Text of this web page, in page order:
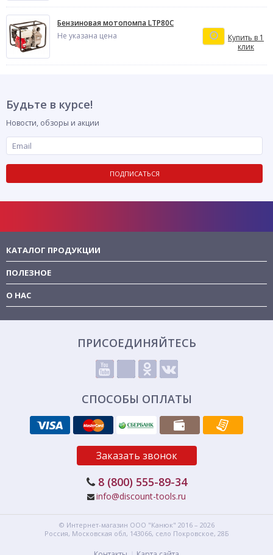
Бензиновая мотопомпа LTP80C
Не указана цена
Купить в 1
клик
Будьте в курсе!
Новости, обзоры и акции
ПОДПИСАТЬСЯ
КАТАЛОГ ПРОДУКЦИИ
ПОЛЕЗНОЕ
О НАС
ПРИСОЕДИНЯЙТЕСЬ
СПОСОБЫ ОПЛАТЫ
Заказать звонок
8 (800) 555-89-34
info@discount-tools.ru
© Интернет-магазин ООО "Канюк" 2016 – 2026
Россия, Московская обл, 143066, село Покровское, 28Б